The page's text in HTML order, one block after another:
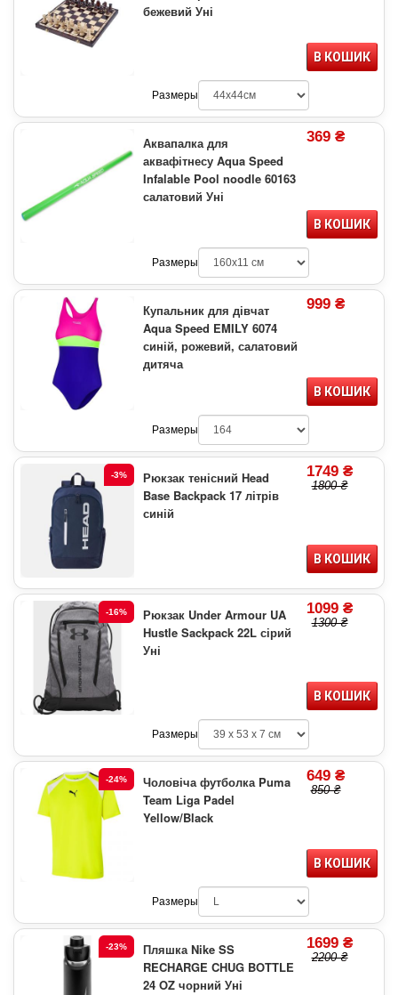
бежевий Уні
В КОШИК
Размеры
Аквапалка для
аквафітнесу Aqua Speed
Infalable Pool noodle 60163
салатовий Уні
369 ₴
В КОШИК
Размеры
Купальник для дівчат
Aqua Speed EMILY 6074
синій, рожевий, салатовий
дитяча
999 ₴
В КОШИК
Размеры
-3%
Рюкзак тенісний Head
Base Backpack 17 літрів
синій
1749 ₴
1800 ₴
В КОШИК
-16%
Рюкзак Under Armour UA
Hustle Sackpack 22L сірий
Уні
1099 ₴
1300 ₴
В КОШИК
Размеры
-24%
Чоловіча футболка Puma
Team Liga Padel
Yellow/Black
649 ₴
850 ₴
В КОШИК
Размеры
-23%
Пляшка Nike SS
RECHARGE CHUG BOTTLE
24 OZ чорний Уні
1699 ₴
2200 ₴